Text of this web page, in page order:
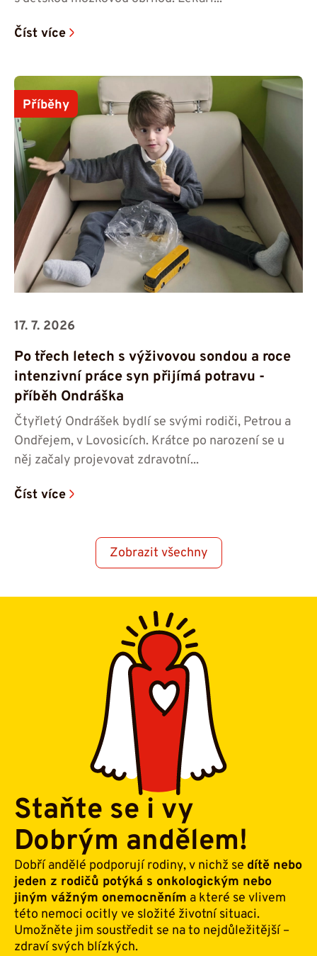
Číst více
Příběhy
17. 7. 2026
Po třech letech s výživovou sondou a roce
intenzivní práce syn přijímá potravu -⁠⁠⁠⁠⁠⁠
příběh Ondráška
Čtyřletý Ondrášek bydlí se svými rodiči, Petrou a
Ondřejem, v Lovosicích. Krátce po narození se u
něj začaly projevovat zdravotní...
Číst více
Zobrazit všechny
Staňte se i vy
Dobrým andělem!
Dobří andělé podporují rodiny, v nichž se dítě nebo
jeden z rodičů potýká s onkologickým nebo
jiným vážným onemocněním a které se vlivem
této nemoci ocitly ve složité životní situaci.
Umožněte jim soustředit se na to nejdůležitější –
zdraví svých blízkých.